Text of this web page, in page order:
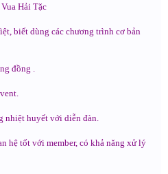
Hải Tặc
biết dùng các chương trình cơ bản
đồng .
nhiệt huyết với diễn đàn.
hệ tốt với member, có khả năng xử lý